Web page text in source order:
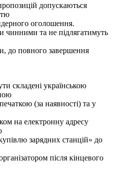
допускаються
оголошення.
чинними та не підлягатимуть
до повного завершення
складені українською
(за наявності) та у
на електронну адресу
зарядних станцій» до
після кінцевого